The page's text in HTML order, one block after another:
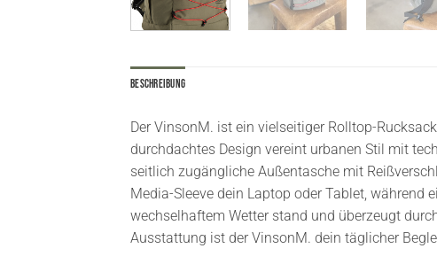
Beschreibung
Der VinsonM. ist ein vielseitiger Rolltop-
durchdachtes Design vereint urbanen Stil mit
seitlich zugängliche Außentasche mit
Media-Sleeve dein Laptop oder Tablet,
wechselhaftem Wetter stand und überzeugt
Ausstattung ist der VinsonM. dein täglicher